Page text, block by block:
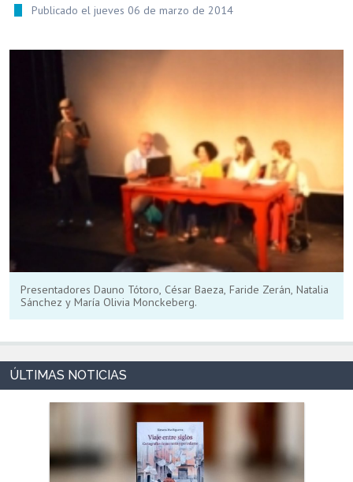
Publicado el jueves 06 de marzo de 2014
Presentadores Dauno Tótoro, César Baeza, Faride Zerán, Natalia
Sánchez y María Olivia Monckeberg.